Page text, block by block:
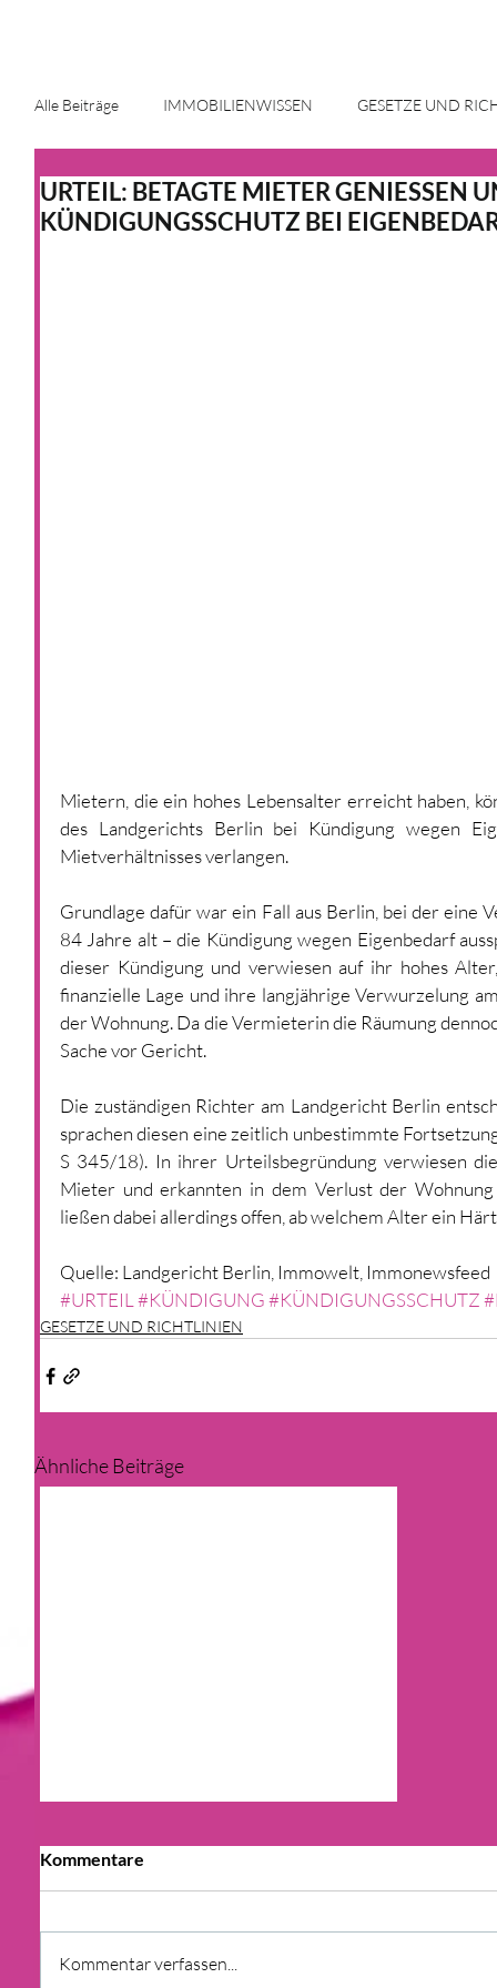
Alle Beiträge IMMOBILIENWISSEN GESETZE UND
ENERGIE UND INNOVATION IMMOBILIENMARKT
URTEIL: BETAGTE MIETER GENIESSEN
KÜNDIGUNGSSCHUTZ BEI
Mietern, die ein hohes Lebensalter erreicht haben,
des Landgerichts Berlin bei Kündigung wegen
Mietverhältnisses verlangen.
Grundlage dafür war ein Fall aus Berlin, bei der eine
84 Jahre alt – die Kündigung wegen Eigenbedarf
dieser Kündigung und verwiesen auf ihr hohes
finanzielle Lage und ihre langjährige Verwurzelung
der Wohnung. Da die Vermieterin die Räumung
Sache vor Gericht.
Die zuständigen Richter am Landgericht Berlin
sprachen diesen eine zeitlich unbestimmte
S 345/18). In ihrer Urteilsbegründung verwiesen
Mieter und erkannten in dem Verlust der
ließen dabei allerdings offen, ab welchem Alter ein
Quelle: Landgericht Berlin, Immowelt, Immonewsfeed
#URTEIL#KÜNDIGUNG#KÜNDIGUNGSSCHUTZ
GESETZE UND RICHTLINIEN
Ähnliche Beiträge
Kommentare
Kommentar verfassen...